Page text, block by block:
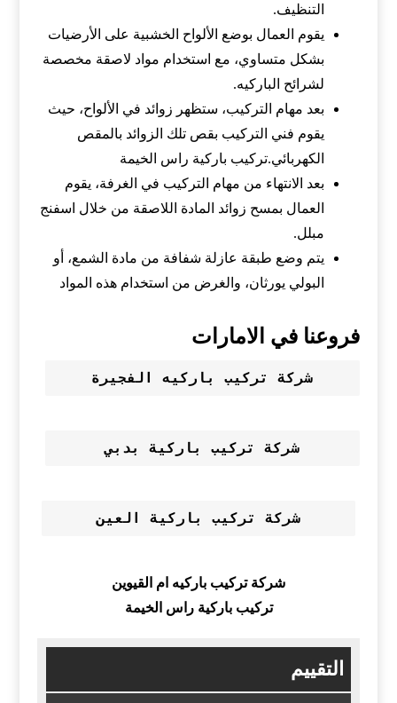
التنظيف.
يقوم العمال بوضع الألواح الخشبية على الأرضيات
بشكل متساوي، مع استخدام مواد لاصقة مخصصة
لشرائح الباركيه.
بعد مهام التركيب، ستظهر زوائد في الألواح، حيث
يقوم فني التركيب بقص تلك الزوائد بالمقص
الكهربائي.تركيب باركية راس الخيمة
بعد الانتهاء من مهام التركيب في الغرفة، يقوم
العمال بمسح زوائد المادة اللاصقة من خلال اسفنج
مبلل.
يتم وضع طبقة عازلة شفافة من مادة الشمع، أو
البولي يورثان، والغرض من استخدام هذه المواد
فروعنا في الامارات
شركة تركيب باركيه الفجيرة
شركة تركيب باركية بدبي
شركة تركيب باركية العين
شركة تركيب باركيه ام القيوين
تركيب باركية راس الخيمة
التقييم